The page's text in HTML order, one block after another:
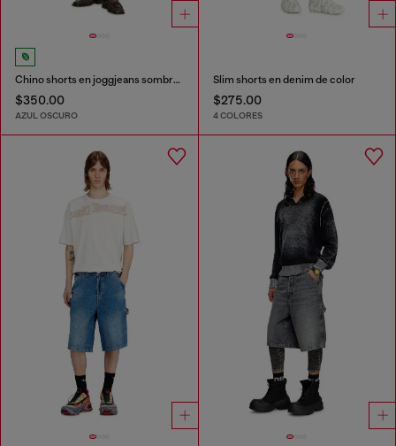
Chino shorts en joggjeans sombreado
$350.00
AZUL OSCURO
Slim shorts en denim de color
$275.00
4 COLORES